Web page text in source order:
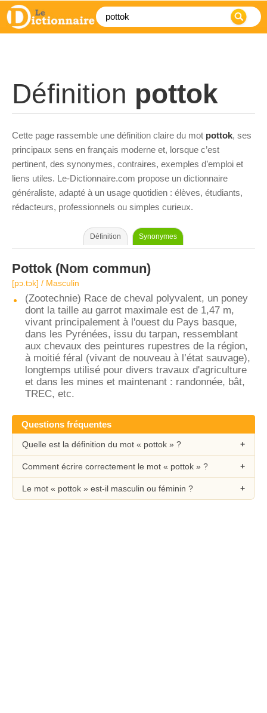
Définition pottok
Cette page rassemble une définition claire du mot pottok, ses
principaux sens en français moderne et, lorsque c’est
pertinent, des synonymes, contraires, exemples d’emploi et
liens utiles. Le-Dictionnaire.com propose un dictionnaire
généraliste, adapté à un usage quotidien : élèves, étudiants,
rédacteurs, professionnels ou simples curieux.
Définition Synonymes
Pottok (Nom commun)
[pɔ.tɔk] / Masculin
(Zootechnie) Race de cheval polyvalent, un poney
dont la taille au garrot maximale est de 1,47 m,
vivant principalement à l'ouest du Pays basque,
dans les Pyrénées, issu du tarpan, ressemblant
aux chevaux des peintures rupestres de la région,
à moitié féral (vivant de nouveau à l’état sauvage),
longtemps utilisé pour divers travaux d'agriculture
et dans les mines et maintenant : randonnée, bât,
TREC, etc.
Questions fréquentes
Quelle est la définition du mot « pottok » ?
Comment écrire correctement le mot « pottok » ?
Le mot « pottok » est-il masculin ou féminin ?